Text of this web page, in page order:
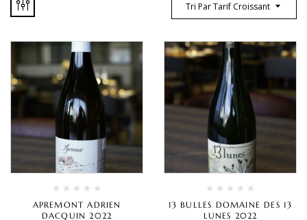
Tri Par Tarif Croissant
APREMONT ADRIEN
DACQUIN 2022
13 BULLES DOMAINE DES 13
LUNES 2022